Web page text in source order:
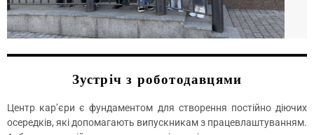
Зустріч з роботодавцями
Центр кар’єри є фундаментом для створення постійно діючих
осередків, які допомагають випускникам з працевлаштуванням.